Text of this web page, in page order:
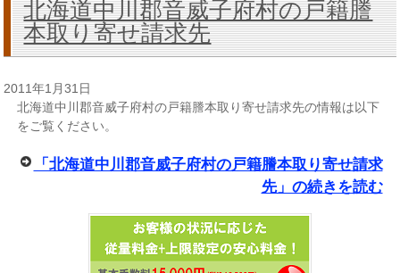
北海道中川郡音威子府村の戸籍謄
本取り寄せ請求先
2011年1月31日
北海道中川郡音威子府村の戸籍謄本取り寄せ請求先の情報は以下
をご覧ください。
「北海道中川郡音威子府村の戸籍謄本取り寄せ請求
先」の続きを読む